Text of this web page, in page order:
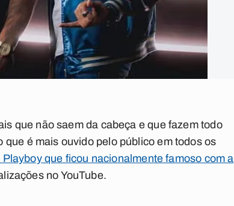
que não saem da cabeça e que fazem todo
é mais ouvido pelo público em todos os
Playboy que ficou nacionalmente famoso com a
no YouTube.